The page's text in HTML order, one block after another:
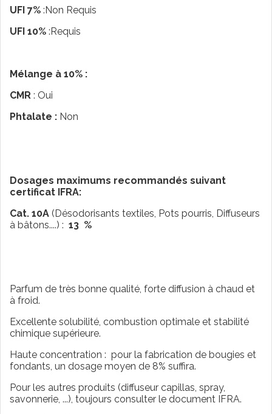
UFI 7% :Non Requis
UFI 10% :Requis
Mélange à 10% :
CMR : Oui
Phtalate : Non
Dosages maximums recommandés suivant
certificat IFRA:
Cat. 10A (Désodorisants textiles, Pots pourris, Diffuseurs
à bâtons....) : 13 %
Parfum de très bonne qualité, forte diffusion à chaud et
à froid.
Excellente solubilité, combustion optimale et stabilité
chimique supérieure.
Haute concentration : pour la fabrication de bougies et
fondants, un dosage moyen de 8% suffira.
Pour les autres produits (diffuseur capillas, spray,
savonnerie, ...), toujours consulter le document IFRA.